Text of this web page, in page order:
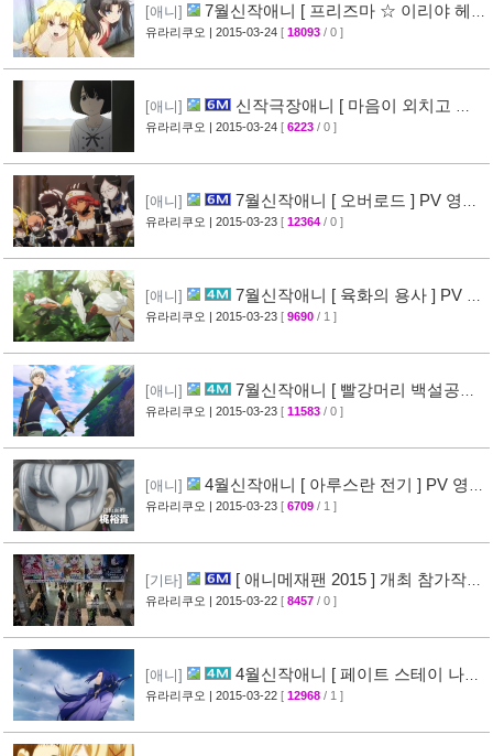
[애니]
7월신작애니 [ 프리즈마 ☆ 이리야 헤
르츠! ] 티저 영상 공개 (Fate/kaleid liner)
유라리쿠오 | 2015-03-24 [ 18093 / 0 ]
[애니]
신작극장애니 [ 마음이 외치고 싶
어한다 ] PV 영상 + 주요 성우진 명단 공개
유라리쿠오 | 2015-03-24 [ 6223 / 0 ]
[애니]
7월신작애니 [ 오버로드 ] PV 영상
공개 [41]
유라리쿠오 | 2015-03-23 [ 12364 / 0 ]
[애니]
7월신작애니 [ 육화의 용사 ] PV 영
상 공개
[31]
유라리쿠오 | 2015-03-23 [ 9690 / 1 ]
[애니]
7월신작애니 [ 빨강머리 백설공주 ]
PV 영상 공개 [30]
유라리쿠오 | 2015-03-23 [ 11583 / 0 ]
[애니]
4월신작애니 [ 아루스란 전기 ] PV 영상
공개 [29]
유라리쿠오 | 2015-03-23 [ 6709 / 1 ]
[기타]
[ 애니메재팬 2015 ] 개최 참가작품
스테이지 정보 ( Anime Japan 2015 )
유라리쿠오 | 2015-03-22 [ 8457 / 0 ]
[애니]
4월신작애니 [ 페이트 스테이 나이
트 UBW ] PV 영상 공개 (Unlimited Blade
유라리쿠오 | 2015-03-22 [ 12968 / 1 ]